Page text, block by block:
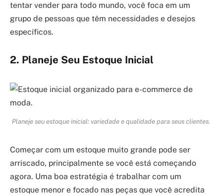
tentar vender para todo mundo, você foca em um
grupo de pessoas que têm necessidades e desejos
específicos.
2. Planeje Seu Estoque Inicial
Planeje seu estoque inicial: variedade e qualidade para seus clientes.
Começar com um estoque muito grande pode ser
arriscado, principalmente se você está começando
agora. Uma boa estratégia é trabalhar com um
estoque menor e focado nas peças que você acredita